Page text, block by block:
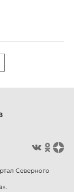
Северного